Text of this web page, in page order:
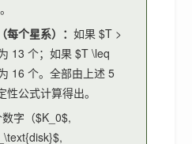
每个星系）：如果 $T >
13 个；如果 $T \leq
16 个。全部由上述 5
公式计算得出。
字（$K_0$,